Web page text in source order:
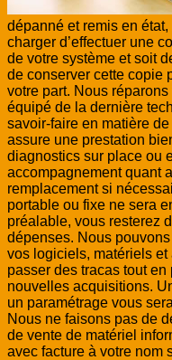
dépanné et remis en
charger d’effectuer une
de votre système et soit
de conserver cette copie
votre part. Nous
équipé de la dernière
savoir-faire en matière
assure une prestation
diagnostics sur place ou
accompagnement quant
remplacement si
portable ou fixe ne sera
préalable, vous resterez
dépenses. Nous
vos logiciels, matériels
passer des tracas tout
nouvelles acquisitions.
un paramétrage vous
Nous ne faisons pas de
de vente de matériel
avec facture à votre nom